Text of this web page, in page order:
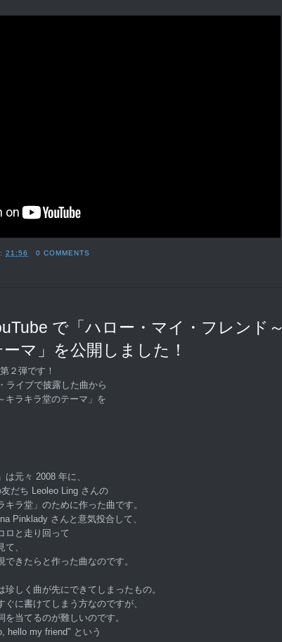
:21:56
0 COMMENTS
で「ハロー・マイ・フレンド～
マ」を公開しました！
２弾です！
ライブで披露した曲から
キラキラ堂のテーマ」を
は元々 2008 年に、
だち Leoleo Ling さんの
ラ堂」のために作った曲です。
Pinklady さんと意気投合して、
ロと走り回って
、
きたらと作った曲なのです。
しく曲が先にできてしまったもの。
に書けてしまう方なのですが、
当てるのが難しいのです。
hello my friend" という